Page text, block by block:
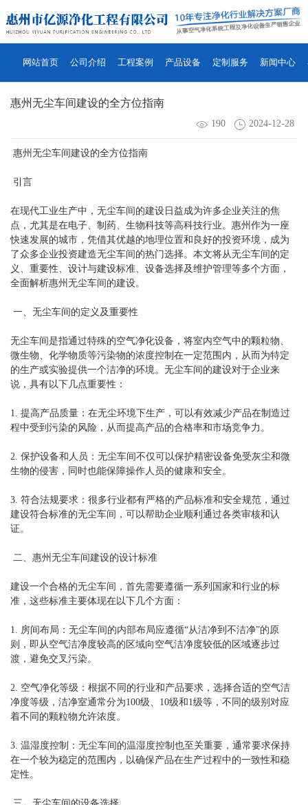
网站首页 公司介绍 工程案例 产品设备 定制服务 新闻中心
惠州无尘车间建设的全方位指南
190 2024-12-28
惠州无尘车间建设的全方位指南
引言
在现代工业生产中， 无尘车间的建设日益成为许多企业关注的焦
点，尤其是在电子、制药、生物科技等高科技行业。惠州作为一座
快速发展的城市，凭借其优越的地理位置和良好的投资环境，成为
了众多企业投资建造无尘车间的热门选择。本文将从无尘车间的定
义、重要性、设计与建设标准、设备选择及维护管理等多个方面，
全面解析惠州无尘车间的建设。
一、无尘车间的定义及重要性
无尘车间是指通过特殊的空气净化设备，将室内空气中的颗粒物、
微生物、化学物质等污染物的浓度控制在一定范围内，从而为特定
的生产或实验提供一个洁净的环境。无尘车间的建设对于企业来
说，具有以下几点重要性：
1. 提高产品质量：在无尘环境下生产，可以有效减少产品在制造过
程中受到污染的风险，从而提高产品的合格率和市场竞争力。
2. 保护设备和人员：无尘车间不仅可以保护精密设备免受灰尘和微
生物的侵害，同时也能保障操作人员的健康和安全。
3. 符合法规要求：很多行业都有严格的产品标准和安全规范，通过
建设符合标准的无尘车间，可以帮助企业顺利通过各类审核和认
证。
二、惠州无尘车间建设的设计标准
建设一个合格的无尘车间，首先需要遵循一系列国家和行业的标
准，这些标准主要体现在以下几个方面：
1. 房间布局：无尘车间的内部布局应遵循“从洁净到不洁净”的原
则，即从空气洁净度较高的区域向空气洁净度较低的区域逐步过
渡，避免交叉污染。
2. 空气净化等级：根据不同的行业和产品要求，选择合适的空气洁
净度等级，洁净室通常分为100级、10级和1级等，不同的级别对应
着不同的颗粒物允许浓度。
3. 温湿度控制：无尘车间的温湿度控制也至关重要，通常要求保持
在一个较为稳定的范围内，以确保产品在生产过程中的一致性和稳
定性。